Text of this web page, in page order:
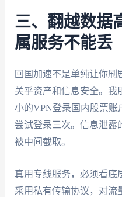
三、翻越数据
属服务不能丢
回国加速不是单纯让你刷
关乎资产和信息安全。我
小的VPN登录国内股票账
尝试登录三次。信息泄露
被中间截取。
真用专线服务，必须看底
采用私有传输协议，对流